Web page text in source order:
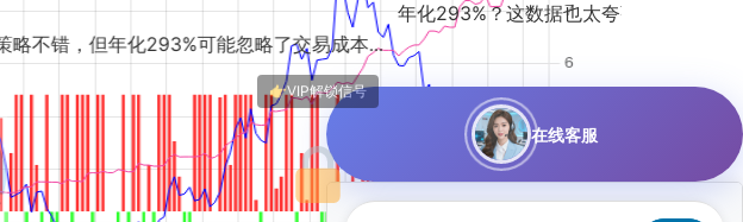
年化293%？这数据也太夸张了，回测样本和过拟合问...
AI策略果然厉害，这
可能忽略了交易成本...
在线客服